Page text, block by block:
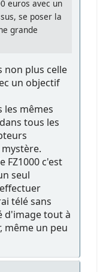
euros avec un
se poser la
grande
non plus celle
un objectif
les mêmes
tous les
FZ1000 c'est
seul
télé sans
d'image tout à
même un peu